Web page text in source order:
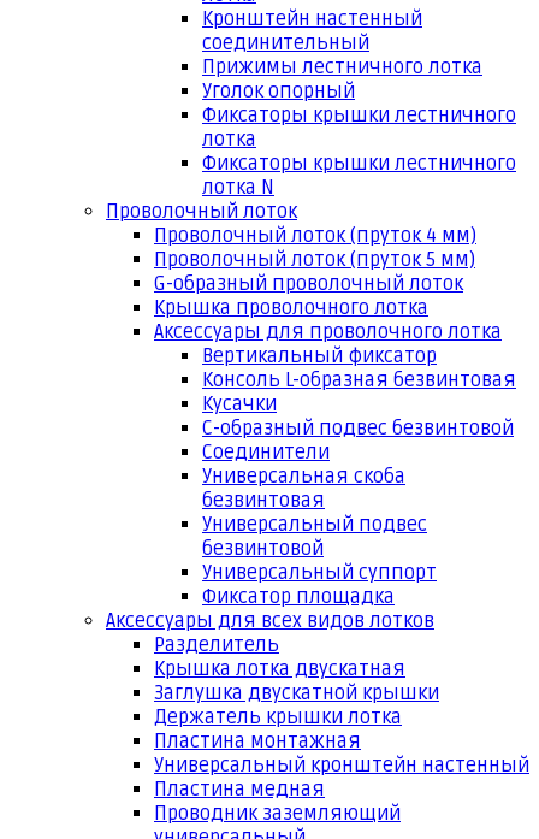
Кронштейн настенный
соединительный
Прижимы лестничного лотка
Уголок опорный
Фиксаторы крышки лестничного
лотка
Фиксаторы крышки лестничного
лотка N
Проволочный лоток
Проволочный лоток (пруток 4 мм)
Проволочный лоток (пруток 5 мм)
G-образный проволочный лоток
Крышка проволочного лотка
Аксессуары для проволочного лотка
Вертикальный фиксатор
Консоль L-образная безвинтовая
Кусачки
С-образный подвес безвинтовой
Соединители
Универсальная скоба
безвинтовая
Универсальный подвес
безвинтовой
Универсальный суппорт
Фиксатор площадка
Аксессуары для всех видов лотков
Разделитель
Крышка лотка двускатная
Заглушка двускатной крышки
Держатель крышки лотка
Пластина монтажная
Универсальный кронштейн настенный
Пластина медная
Проводник заземляющий